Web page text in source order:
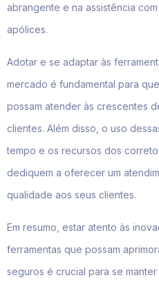
abrangente e na assistência
apólices.
Adotar e se adaptar às
mercado é fundamental para
possam atender às crescentes
clientes. Além disso, o uso
tempo e os recursos dos
dediquem a oferecer um
qualidade aos seus clientes.
Em resumo, estar atento às
ferramentas que possam
seguros é crucial para se